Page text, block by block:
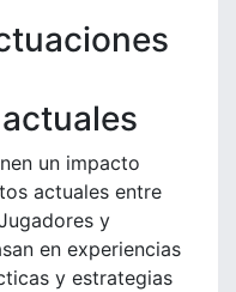
un impacto
actuales entre
y
en experiencias
y estrategias